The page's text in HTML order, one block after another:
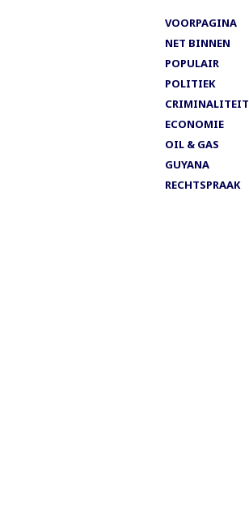
VOORPAGINA
NET BINNEN
POPULAIR
POLITIEK
CRIMINALITEIT
ECONOMIE
OIL & GAS
GUYANA
RECHTSPRAAK